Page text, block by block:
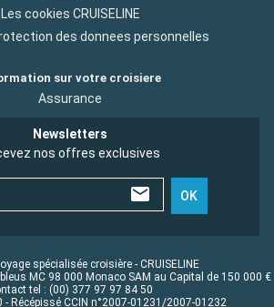
Les cookies CRUISELINE
des donnees personnelles
sur votre croisiere
Assurance
Newsletters
nos offres exclusives
OK
spécialisée croisière - CRUISELINE
MC 98 000 Monaco SAM au Capital de 150 000 €
tel : (00) 377 97 97 84 50
- Récépissé CCIN n°2007-01231/2007-01232